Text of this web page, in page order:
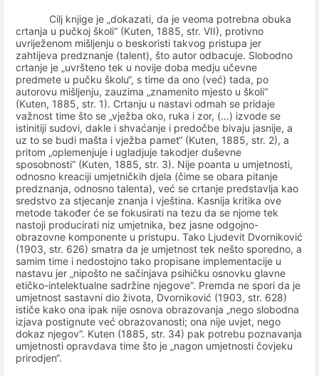
Cilj knjige je „dokazati, da je veoma potrebna obuka
crtanja u pučkoj školi“ (Kuten, 1885, str. VII), protivno
uvriježenom mišljenju o beskoristi takvog pristupa jer
zahtijeva predznanje (talent), što autor odbacuje. Slobodno
crtanje je „uvršteno tek u novije doba medju učevne
predmete u pučku školu“, s time da ono (već) tada, po
autorovu mišljenju, zauzima „znamenito mjesto u školi“
(Kuten, 1885, str. 1). Crtanju u nastavi odmah se pridaje
važnost time što se „vježba oko, ruka i zor, (...) izvode se
istinitiji sudovi, dakle i shvaćanje i predočbe bivaju jasnije, a
uz to se budi mašta i vježba pamet“ (Kuten, 1885, str. 2), a
pritom „oplemenjuje i ugladjuje takodjer duševne
sposobnosti“ (Kuten, 1885, str. 3). Nije poanta u umjetnosti,
odnosno kreaciji umjetničkih djela (čime se obara pitanje
predznanja, odnosno talenta), već se crtanje predstavlja kao
sredstvo za stjecanje znanja i vještina. Kasnija kritika ove
metode također će se fokusirati na tezu da se njome tek
nastoji producirati niz umjetnika, bez jasne odgojno-
obrazovne komponente u pristupu. Tako Ljudevit Dvorniković
(1903, str. 626) smatra da je umjetnost tek nešto sporedno, a
samim time i nedostojno tako propisane implementacije u
nastavu jer „nipošto ne sačinjava psihičku osnovku glavne
etičko-intelektualne sadržine njegove“. Premda ne spori da je
umjetnost sastavni dio života, Dvorniković (1903, str. 628)
ističe kako ona ipak nije osnova obrazovanja „nego slobodna
izjava postignute već obrazovanosti; ona nije uvjet, nego
dokaz njegov“. Kuten (1885, str. 34) pak potrebu poznavanja
umjetnosti opravdava time što je „nagon umjetnosti čovjeku
prirodjen“.